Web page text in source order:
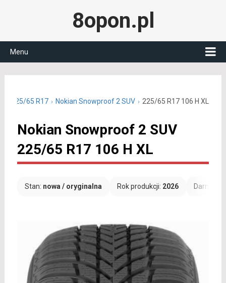
8opon.pl
Menu
225/65 R17 Nokian Snowproof 2 SUV 225/65 R17 106 H XL
Nokian Snowproof 2 SUV
225/65 R17 106 H XL
Stan: nowa / oryginalna Rok produkcji: 2026